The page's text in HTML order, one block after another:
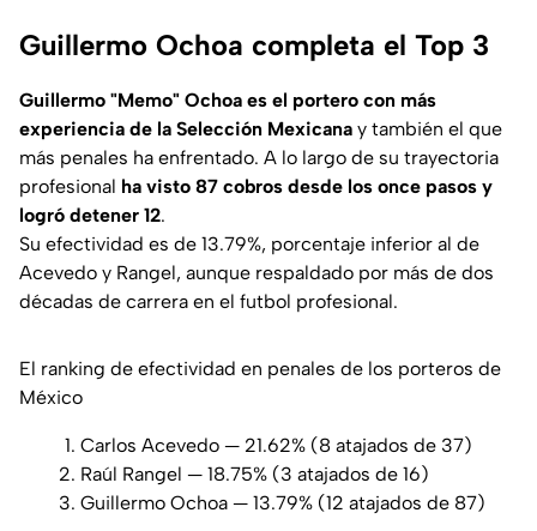
Guillermo Ochoa completa el Top 3
Guillermo "Memo" Ochoa es el portero con más
experiencia de la Selección Mexicana y también el que
más penales ha enfrentado. A lo largo de su trayectoria
profesional ha visto 87 cobros desde los once pasos y
logró detener 12.
Su efectividad es de 13.79%, porcentaje inferior al de
Acevedo y Rangel, aunque respaldado por más de dos
décadas de carrera en el futbol profesional.
El ranking de efectividad en penales de los porteros de
México
Carlos Acevedo — 21.62% (8 atajados de 37)
Raúl Rangel — 18.75% (3 atajados de 16)
Guillermo Ochoa — 13.79% (12 atajados de 87)